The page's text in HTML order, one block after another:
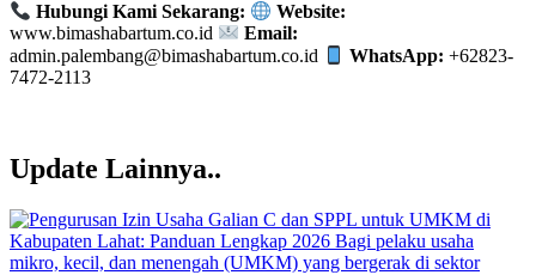
Hubungi Kami Sekarang:
Website:
www.bimashabartum.co.id
Email:
admin.palembang@bimashabartum.co.id
WhatsApp: +62823-
7472-2113
Update Lainnya..